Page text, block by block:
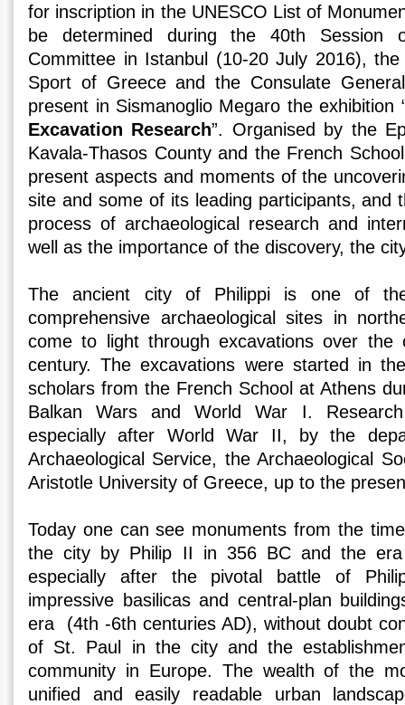
for inscription in the UNESCO List of
be determined during the 40th Session
Committee in Istanbul (10-20 July 2016),
Sport of Greece and the Consulate
present in Sismanoglio Megaro the exhibition
Excavation Research”. Organised by the
Kavala-Thasos County and the French
present aspects and moments of the
site and some of its leading participants, and
process of archaeological research and
well as the importance of the discovery, the
The ancient city of Philippi is one of
comprehensive archaeological sites in
come to light through excavations over
century. The excavations were started in
scholars from the French School at Athens
Balkan Wars and World War I.
especially after World War II, by the
Archaeological Service, the Archaeological
Aristotle University of Greece, up to the
Today one can see monuments from the
the city by Philip II in 356 BC and the
especially after the pivotal battle of
impressive basilicas and central-plan
era (4th -6th centuries AD), without doubt
of St. Paul in the city and the
community in Europe. The wealth of the
unified and easily readable urban